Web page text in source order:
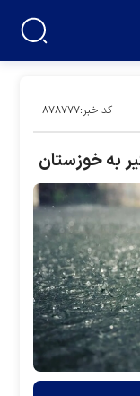
کد خبر:۸۷۸۷۷۷
به خوزستان